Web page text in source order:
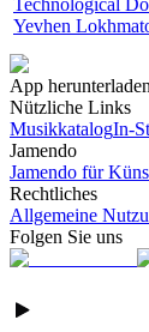
Yevhen
App herunterladen
Nützliche Links
MusikkatalogIn-
Jamendo
Jamendo für
Rechtliches
Allgemeine
Folgen Sie uns